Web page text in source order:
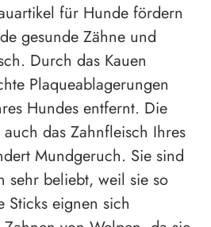
für Hunde fördern
gesunde Zähne und
Durch das Kauen
Plaqueablagerungen
Hundes entfernt. Die
das Zahnfleisch Ihres
Mundgeruch. Sie sind
sehr beliebt, weil sie so
Sticks eignen sich